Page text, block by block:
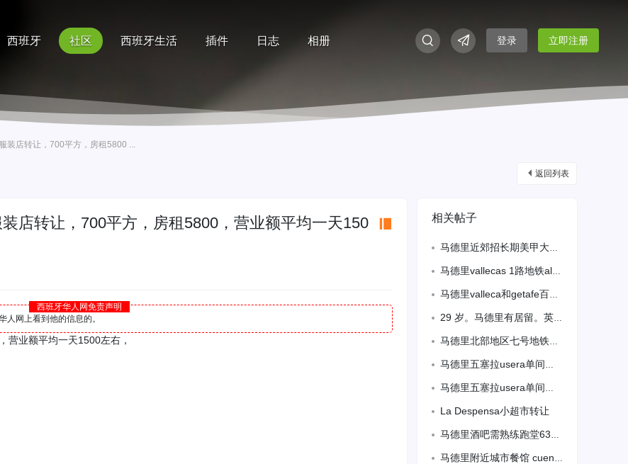
西班牙 社区 西班牙生活 插件 日志 相册 登录 立即注册
装店转让，700平方，房租5800 ...
返回列表
店转让，700平方，房租5800，营业额平均一天150
西班牙华人网免责声明
网上看到他的信息的。
营业额平均一天1500左右，
相关帖子
马德里近郊招长期美甲大工，4/6分，要求备有效居留。做事认真负责。详情咨询微信S
马德里vallecas 1路地铁alto arena 要周末帮厨 要熟练炒饭
马德里valleca和getafe百元店招熟练员工 备居留。
29 岁。马德里有居留。英语熟练。各行业什么都能干。寿司后厨 IT 都可以立即入职。
马德里北部地区七号地铁Antonio Machado附近住宅出租单人间和双人间。
马德里五塞拉usera单间出租月租350压一付一离6号地铁线步行4分钟 3号线地
马德里五塞拉usera单间出租月租350压一付一离6号地铁线步行4分钟
La Despensa小超市转让
马德里酒吧需熟练跑堂63568388
马德里附近城市餐馆 cuenca 找熟练二厨 单人间 待遇优 微信13017720052